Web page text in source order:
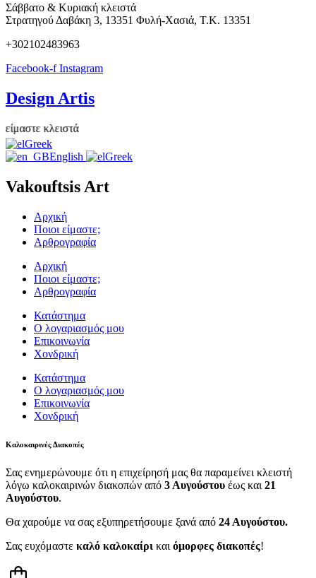
Σάββατο & Κυριακή κλειστά
Στρατηγού Δαβάκη 3, 13351 Φυλή-Χασιά, Τ.Κ. 13351
+302102483963
Facebook-f Instagram
Design Artis
κλειστά
Greek
English
Greek
Vakouftsis Art
Αρχική
Ποιοι είμαστε;
Αρθρογραφία
Αρχική
Ποιοι είμαστε;
Αρθρογραφία
Κατάστημα
Ο λογαριασμός μου
Επικοινωνία
Χονδρική
Κατάστημα
Ο λογαριασμός μου
Επικοινωνία
Χονδρική
Καλοκαιρινές Διακοπές
Σας ενημερώνουμε ότι η επιχείρησή μας θα παραμείνει κλειστή
λόγω καλοκαιρινών διακοπών από 3 Αυγούστου έως και 21
Αυγούστου.
Θα χαρούμε να σας εξυπηρετήσουμε ξανά από 24 Αυγούστου.
Σας ευχόμαστε καλό καλοκαίρι και όμορφες διακοπές!